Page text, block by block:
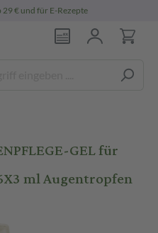
29 € und für E-Rezepte
GEL für
ml Augentropfen